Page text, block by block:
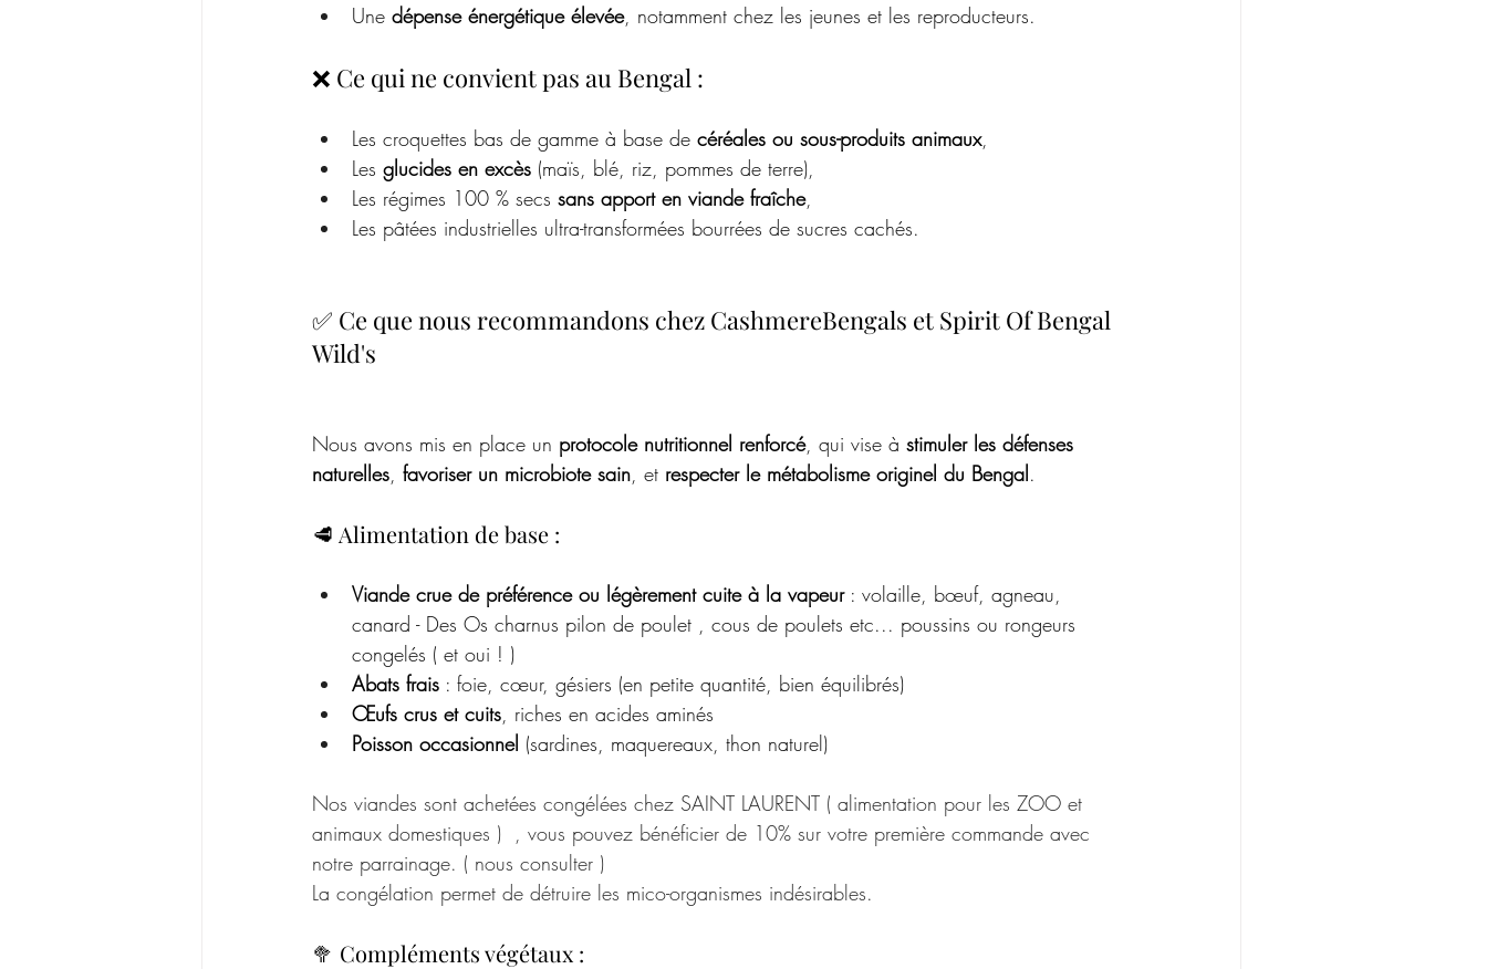
Une dépense énergétique élevée, notamment chez les jeunes et les reproducteurs.
❌ Ce qui ne convient pas au Bengal :
Les croquettes bas de gamme à base de céréales ou sous-produits animaux,
Les glucides en excès (maïs, blé, riz, pommes de terre),
Les régimes 100 % secs sans apport en viande fraîche,
Les pâtées industrielles ultra-transformées bourrées de sucres cachés.
✅ Ce que nous recommandons chez CashmereBengals et Spirit Of Bengal
Wild's
Nous avons mis en place un protocole nutritionnel renforcé, qui vise à stimuler les défenses
naturelles, favoriser un microbiote sain, et respecter le métabolisme originel du Bengal.
🥩 Alimentation de base :
Viande crue de préférence ou légèrement cuite à la vapeur : volaille, bœuf, agneau,
canard - Des Os charnus pilon de poulet , cous de poulets etc... poussins ou rongeurs
congelés ( et oui ! )
Abats frais : foie, cœur, gésiers (en petite quantité, bien équilibrés)
Œufs crus et cuits, riches en acides aminés
Poisson occasionnel (sardines, maquereaux, thon naturel)
Nos viandes sont achetées congélées chez SAINT LAURENT ( alimentation pour les ZOO et
animaux domestiques )  , vous pouvez bénéficier de 10% sur votre première commande avec
notre parrainage. ( nous consulter )
La congélation permet de détruire les mico-organismes indésirables.
🥦 Compléments végétaux :